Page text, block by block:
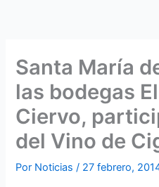
Santa María
las bodegas
Ciervo,
del Vino de
Por Noticias/ 27 febrero,